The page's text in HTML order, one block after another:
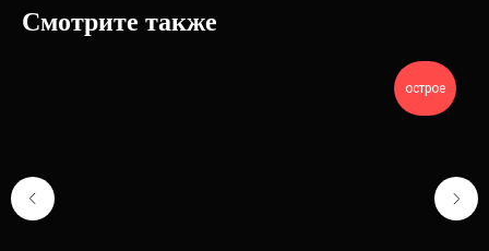
Смотрите также
острое